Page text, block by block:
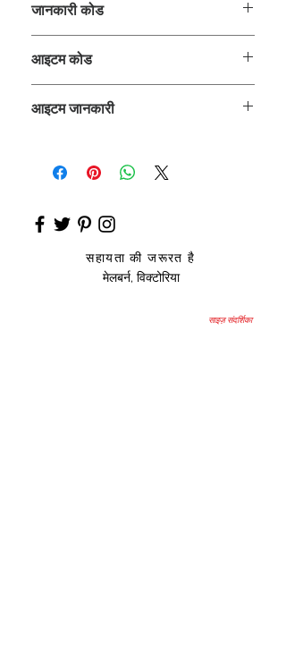
जानकारी कोड
आइटम कोड
आइटम जानकारी
सहायता की जरूरत है
मेलबर्न, विक्टोरिया
साइज़ संदर्शिका